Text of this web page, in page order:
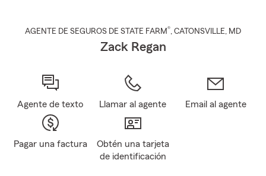
AGENTE DE SEGUROS DE STATE FARM®, CATONSVILLE, MD
Zack Regan
Agente de texto Llamar al agente Email al agente
Pagar una factura
Obtén una tarjeta
de identificación